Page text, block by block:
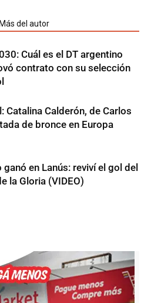
Más del autor
Cuál es el DT argentino
contrato con su selección
Catalina Calderón, de Carlos
de bronce en Europa
en Lanús: reviví el gol del
la Gloria (VIDEO)